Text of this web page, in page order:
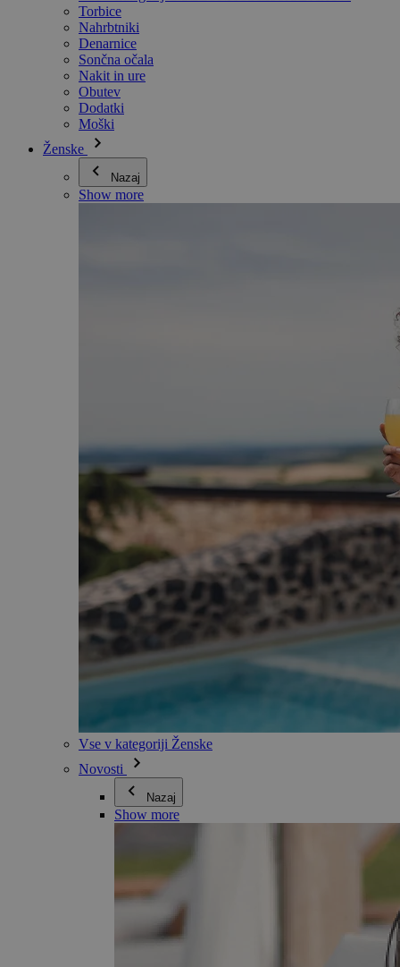
Torbice
Nahrbtniki
Denarnice
Sončna očala
Nakit in ure
Obutev
Dodatki
Moški
Ženske
Nazaj
Show more
Vse v kategoriji Ženske
Novosti
Nazaj
Show more